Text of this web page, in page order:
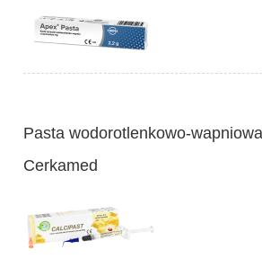
Pasta wodorotlenkowo-
Cerkamed